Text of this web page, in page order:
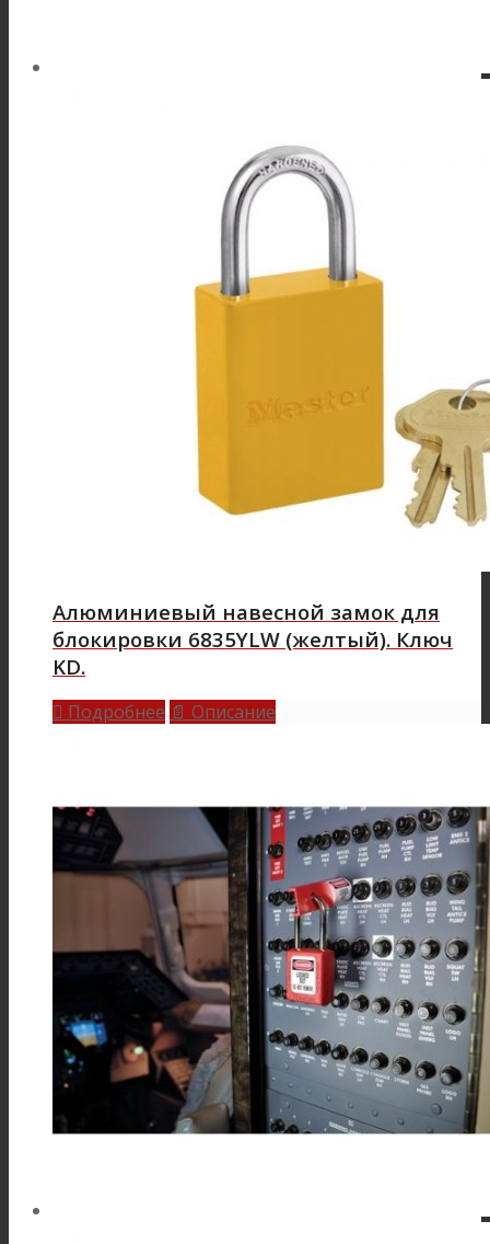
Алюминиевый навесной замок для
блокировки 6835YLW (желтый). Ключ
KD.
 Подробнее 📄 Описание